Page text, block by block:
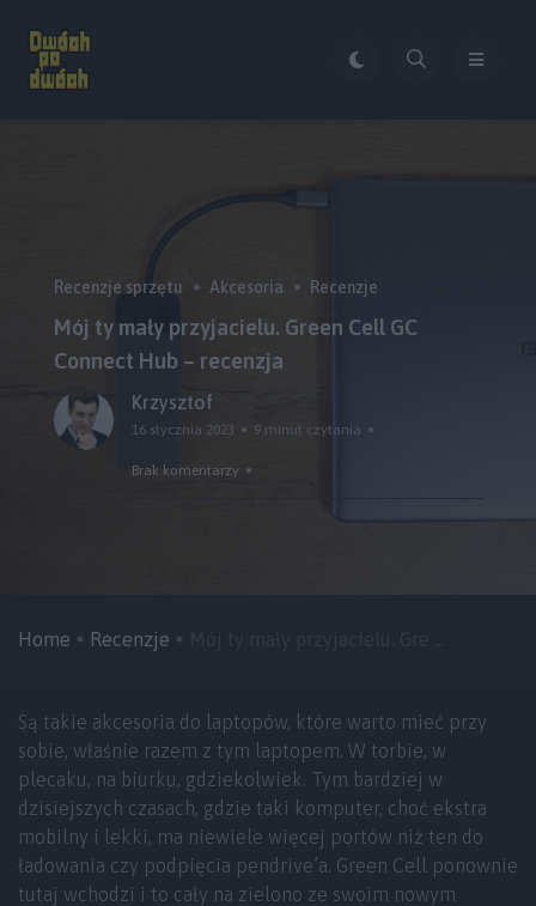
Recenzje sprzętu Akcesoria Recenzje
Mój ty mały przyjacielu. Green Cell GC
Connect Hub – recenzja
Krzysztof
16 stycznia 2023 9 minut czytania
Brak komentarzy
Home Recenzje
Są takie akcesoria do laptopów, które warto mieć przy
sobie, właśnie razem z tym laptopem. W torbie, w
plecaku, na biurku, gdziekolwiek. Tym bardziej w
dzisiejszych czasach, gdzie taki komputer, choć ekstra
mobilny i lekki, ma niewiele więcej portów niż ten do
ładowania czy podpięcia pendrive’a. Green Cell ponownie
tutaj wchodzi i to cały na zielono ze swoim nowym